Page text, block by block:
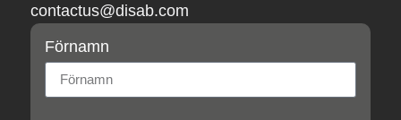
contactus@disab.com
Förnamn